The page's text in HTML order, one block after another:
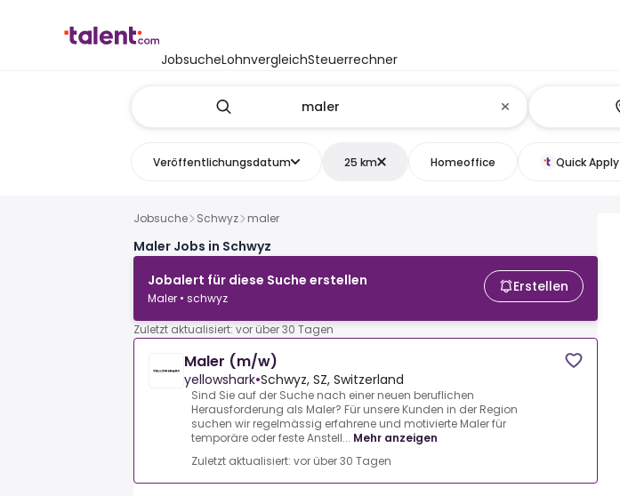
JobsucheLohnvergleichSteuerrechner
Veröffentlichungsdatum 25 km Homeoffice Quick Apply
Jobsuche Schwyz maler
Maler Jobs in Schwyz
Jobalert für diese Suche erstellen
Maler • schwyz
Erstellen
Zuletzt aktualisiert: vor über 30 Tagen
Maler (m/w)
yellowshark•Schwyz, SZ, Switzerland
Sind Sie auf der Suche nach einer neuen beruflichen
Herausforderung als Maler? Für unsere Kunden in der Region
suchen wir regelmässig erfahrene und motivierte Maler für
temporäre oder feste Anstell... Mehr anzeigen
Zuletzt aktualisiert: vor über 30 Tagen